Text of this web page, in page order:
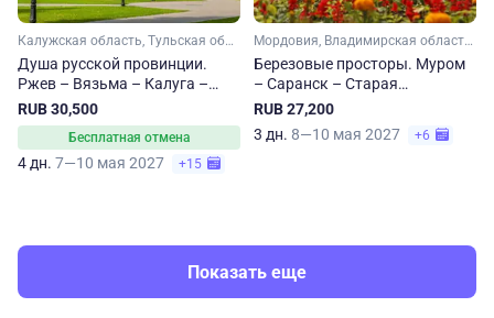
Калужская область, Тульская область, Рязанская область, Тверская область, Смоленская область
Душа русской провинции.
Ржев – Вязьма – Калуга –
Тула – Рязань
RUB 30,500
Бесплатная отмена
4 дн. 7—10 мая 2027 +15
Мордовия, Владимирская область, Нижегородская область
Березовые просторы. Муром
– Саранск – Старая
Теризморга – Арзамас
RUB 27,200
3 дн. 8—10 мая 2027 +6
Показать еще